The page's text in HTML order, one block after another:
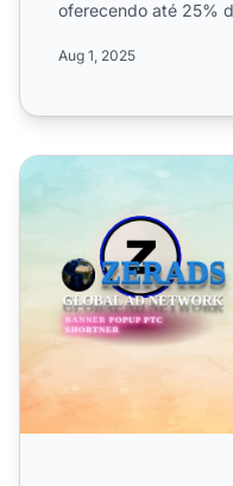
oferecendo até 25%
Aug 1, 2025
Programa de Afiliados